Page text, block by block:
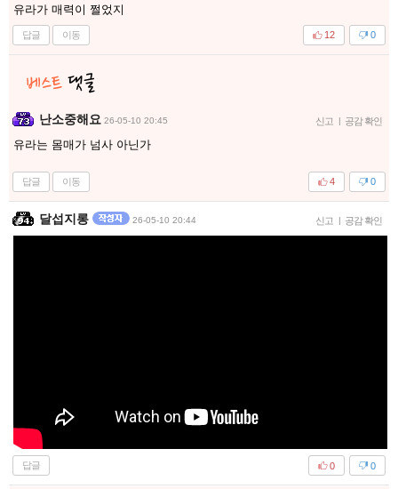
유라가 매력이 쩔었지
답글 이동 0
12
난소중해요 26-05-10 20:45 신고 | 공감 확인
유라는 몸매가 넘사 아닌가
답글 이동 0
4
달섭지롱 26-05-10 20:44 신고 | 공감 확인
답글 0
0